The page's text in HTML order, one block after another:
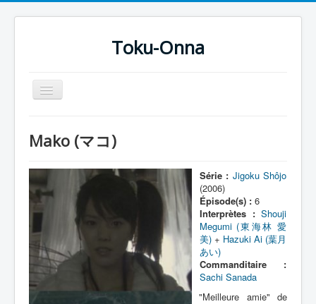
Toku-Onna
Basculer
la
Toku-Actrices
Toku-Critiques
Séries
Films
COSAA
Dessins
Artiste Asperger
Mako (マコ)
Série : Jigoku Shôjo
(2006)
Épisode(s) : 6
Interprètes : Shouji
Megumi (東海林 愛
美) + Hazuki Ai (葉月
あい)
Commanditaire :
Sachi Sanada
"Meilleure amie" de